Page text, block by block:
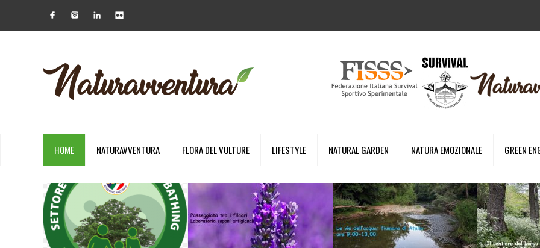
HOME NATURAVVENTURA FLORA DEL VULTURE LIFESTYLE NATURAL GARDEN NATURA EMOZIONALE GREEN